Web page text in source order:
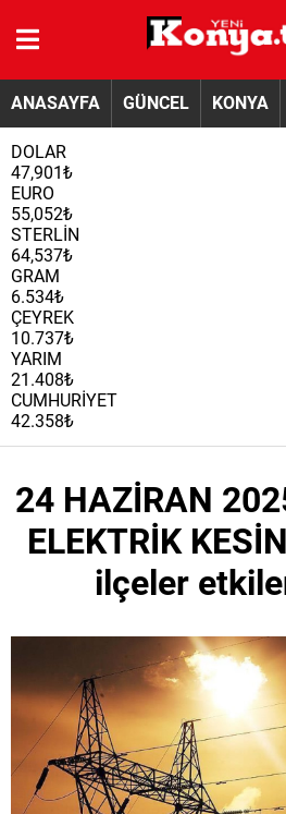
ANASAYFA GÜNCEL KONYA
DOLAR
47,901₺
EURO
55,052₺
STERLİN
64,537₺
GRAM
6.534₺
ÇEYREK
10.737₺
YARIM
21.408₺
CUMHURİYET
42.358₺
24 HAZİRAN
ELEKTRİK
ilçeler